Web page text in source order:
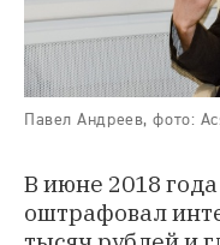
Павел Андреев, фото:
В июне 2018
оштрафовал